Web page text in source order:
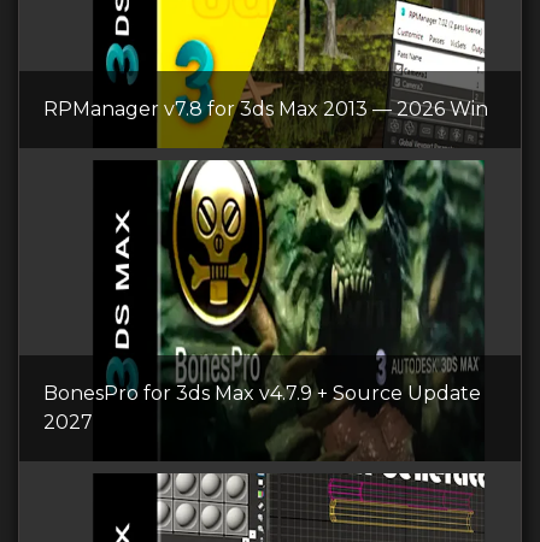
RPManager v7.8 for 3ds Max 2013 — 2026 Win
BonesPro for 3ds Max v4.7.9 + Source Update
2027